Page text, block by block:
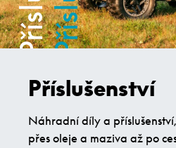
Příslušenství
Náhradní díly a
přes oleje a maziva až po